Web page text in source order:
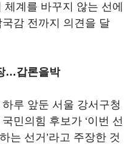
체계를 바꾸지 않는 선에
감 전까지 의견을 달
…갑론을박
루 앞둔 서울 강서구청
민의힘 후보가 ‘이번 선
는 선거’라고 주장한 것